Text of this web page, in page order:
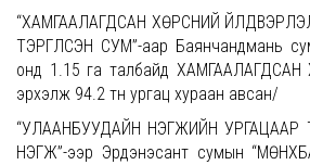
“ХАМГААЛАГДСАН ХӨРСНИЙ
ТЭРГҮҮЛСЭН СУМ”-аар Баянчандмань
онд 1.15 га талбайд ХАМГААЛАГДСАН
эрхэлж 94.2 тн ургац хураан авсан/
“УЛААНБУУДАЙН НЭГЖИЙН УРГАЦААР
НЭГЖ”-ээр Эрдэнэсант сумын